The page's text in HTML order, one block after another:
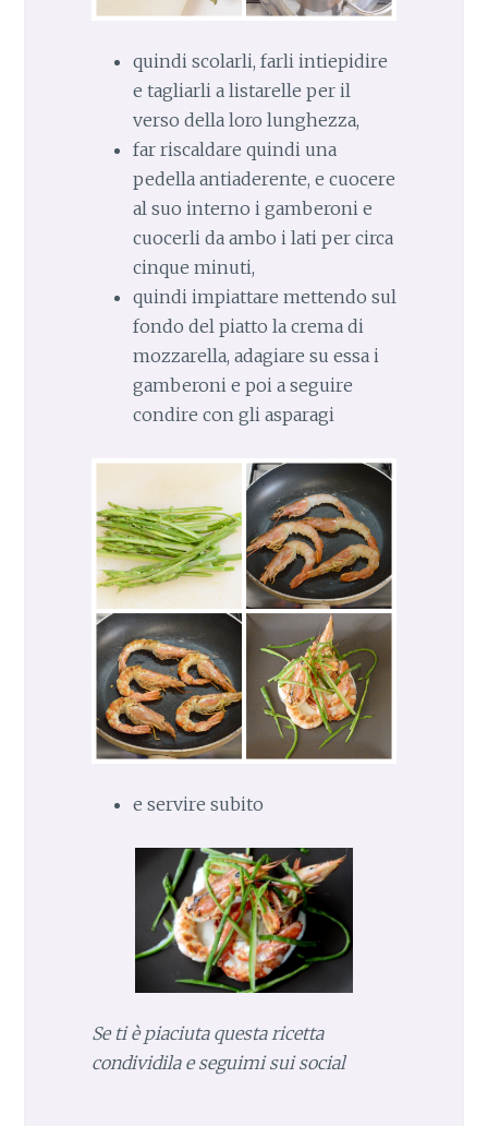
quindi scolarli, farli intiepidire
e tagliarli a listarelle per il
verso della loro lunghezza,
far riscaldare quindi una
pedella antiaderente, e cuocere
al suo interno i gamberoni e
cuocerli da ambo i lati per circa
cinque minuti,
quindi impiattare mettendo sul
fondo del piatto la crema di
mozzarella, adagiare su essa i
gamberoni e poi a seguire
condire con gli asparagi
e servire subito
Se ti è piaciuta questa ricetta
condividila e seguimi sui social